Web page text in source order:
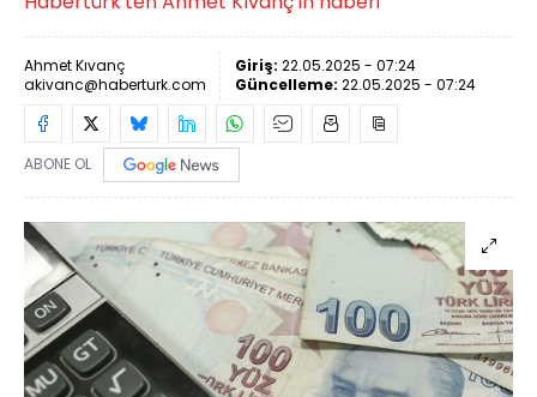
Ahmet Kıvanç
akivanc@haberturk.com
Giriş: 22.05.2025 - 07:24
Güncelleme: 22.05.2025 - 07:24
ABONE OL